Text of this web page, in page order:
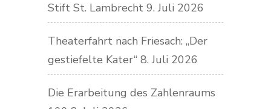
Stift St. Lambrecht 9. Juli 2026
Theaterfahrt nach Friesach: „Der
gestiefelte Kater“ 8. Juli 2026
Die Erarbeitung des Zahlenraums